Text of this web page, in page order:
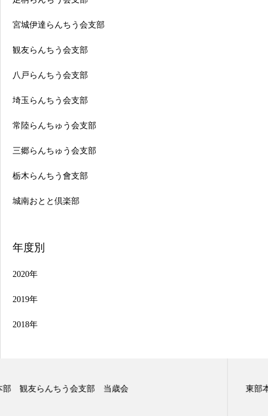
宮城伊達らんちう会支部
観友らんちう会支部
八戸らんちう会支部
埼玉らんちう会支部
常陸らんちゅう会支部
三郷らんちゅう会支部
栃木らんちう會支部
城南おとと倶楽部
年度別
2020年
2019年
2018年
東部本部 観友らんちう会支部 二歳会